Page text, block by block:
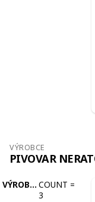
VÝROBCE
PIVOVAR
VÝROBCE COUNT =
3